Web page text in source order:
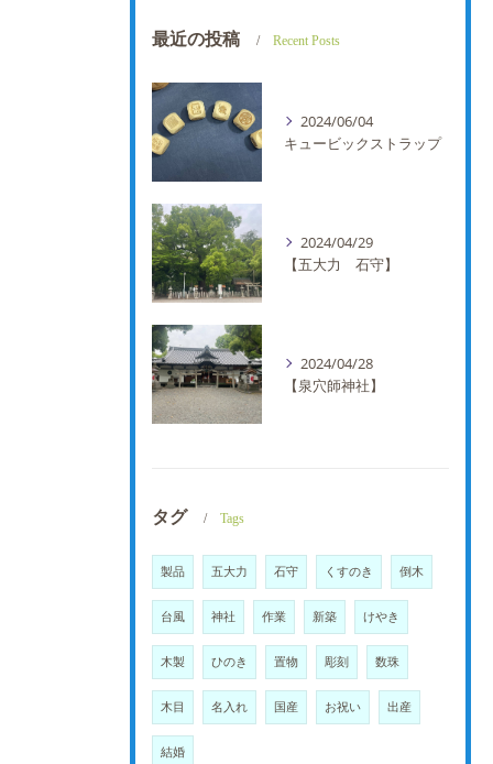
最近の投稿 Recent Posts
2024/06/04
キュービックストラップ
2024/04/29
【五大力 石守】
2024/04/28
【泉穴師神社】
タグ Tags
製品 五大力 石守 くすのき 倒木
台風 神社 作業 新築 けやき
木製 ひのき 置物 彫刻 数珠
木目 名入れ 国産 お祝い 出産
結婚